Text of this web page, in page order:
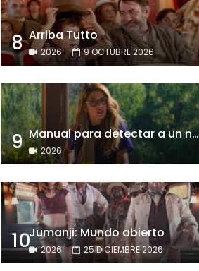
8 Arriba Tutto
2026 9 OCTUBRE 2026
9 Manual para detectar a un narcisista
2026
10Jumanji: Mundo abierto
2026 25 DICIEMBRE 2026